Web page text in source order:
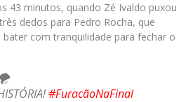
43 minutos, quando Zé Ivaldo puxou
dedos para Pedro Rocha, que
com tranquilidade para fechar o
🌪️
#FuracãoNaFinal